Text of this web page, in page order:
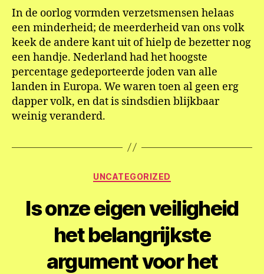
In de oorlog vormden verzetsmensen helaas
een minderheid; de meerderheid van ons volk
keek de andere kant uit of hielp de bezetter nog
een handje. Nederland had het hoogste
percentage gedeporteerde joden van alle
landen in Europa. We waren toen al geen erg
dapper volk, en dat is sindsdien blijkbaar
weinig veranderd.
Categorieën
UNCATEGORIZED
Is onze eigen veiligheid
het belangrijkste
argument voor het